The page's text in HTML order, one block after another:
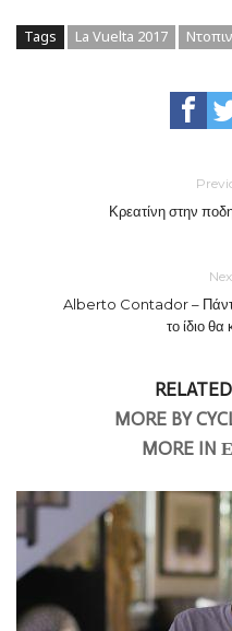
Tags La Vuelta 2017
Κρεατίνη στην
Alberto Contador – Πάντα
το ίδιο
MORE BY
MORE